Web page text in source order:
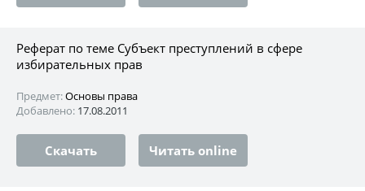
Реферат по теме Субъект преступлений в сфере
избирательных прав
Предмет:Основы права
Добавлено: 17.08.2011
Скачать Читать online